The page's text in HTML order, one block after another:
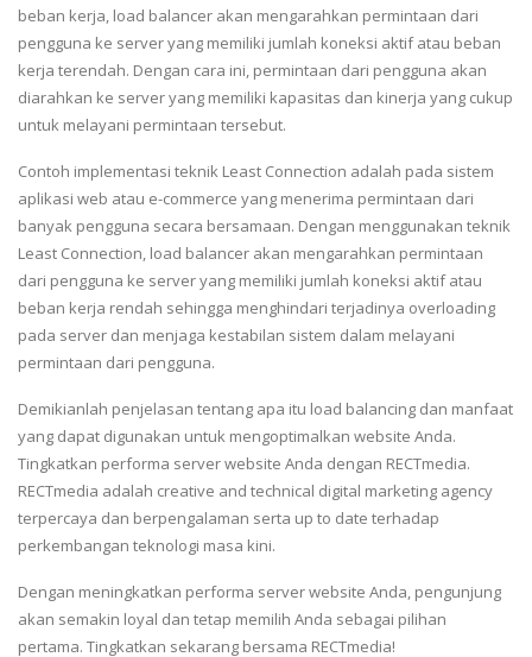
beban kerja, load balancer akan mengarahkan permintaan dari
pengguna ke server yang memiliki jumlah koneksi aktif atau beban
kerja terendah. Dengan cara ini, permintaan dari pengguna akan
diarahkan ke server yang memiliki kapasitas dan kinerja yang cukup
untuk melayani permintaan tersebut.
Contoh implementasi teknik Least Connection adalah pada sistem
aplikasi web atau e-commerce yang menerima permintaan dari
banyak pengguna secara bersamaan. Dengan menggunakan teknik
Least Connection, load balancer akan mengarahkan permintaan
dari pengguna ke server yang memiliki jumlah koneksi aktif atau
beban kerja rendah sehingga menghindari terjadinya overloading
pada server dan menjaga kestabilan sistem dalam melayani
permintaan dari pengguna.
Demikianlah penjelasan tentang apa itu load balancing dan manfaat
yang dapat digunakan untuk mengoptimalkan website Anda.
Tingkatkan performa server website Anda dengan RECTmedia.
RECTmedia adalah creative and technical digital marketing agency
terpercaya dan berpengalaman serta up to date terhadap
perkembangan teknologi masa kini.
Dengan meningkatkan performa server website Anda, pengunjung
akan semakin loyal dan tetap memilih Anda sebagai pilihan
pertama. Tingkatkan sekarang bersama RECTmedia!